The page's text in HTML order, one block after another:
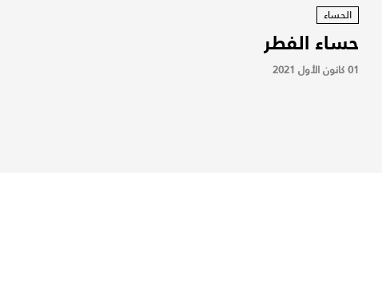
الحساء
حساء الفطر
01 كانون الأول 2021